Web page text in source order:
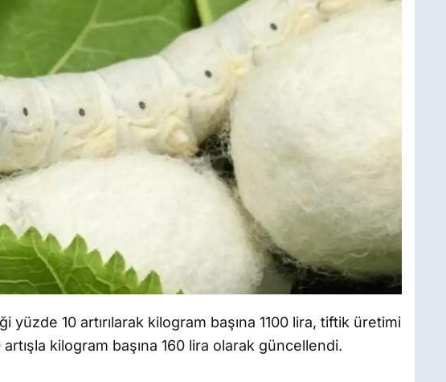
10 artırılarak kilogram başına 1100 lira, tiftik üretimi
kilogram başına 160 lira olarak güncellendi.